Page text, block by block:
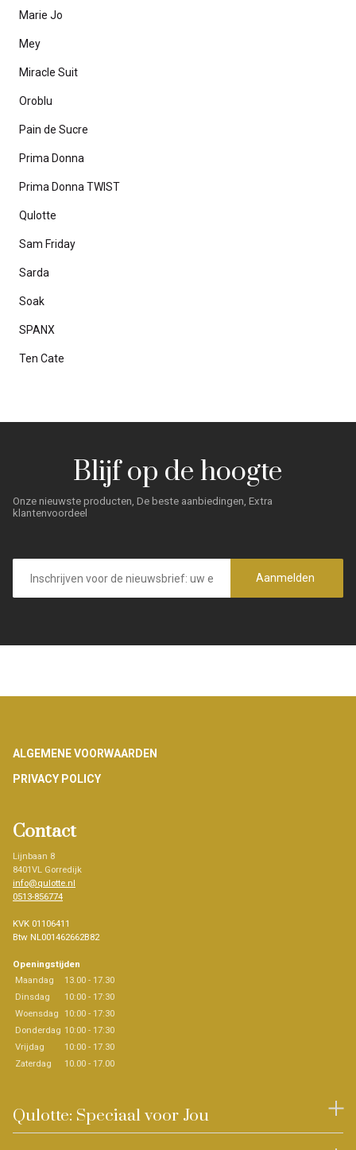
Marie Jo
Mey
Miracle Suit
Oroblu
Pain de Sucre
Prima Donna
Prima Donna TWIST
Qulotte
Sam Friday
Sarda
Soak
SPANX
Ten Cate
Blijf op de hoogte
Onze nieuwste producten, De beste aanbiedingen, Extra
klantenvoordeel
E-
mailadres
Aanmelden
Footer
ALGEMENE VOORWAARDEN
PRIVACY POLICY
Contact
Lijnbaan 8
8401VL Gorredijk
info@qulotte.nl
0513-856774
KVK 01106411
Btw NL001462662B82
Openingstijden
Maandag
13.00 - 17.30
Dinsdag
10:00 - 17:30
Woensdag 10:00 - 17:30
Donderdag 10:00 - 17:30
Vrijdag
10:00 - 17.30
Zaterdag
10.00 - 17.00
Qulotte: Speciaal voor Jou